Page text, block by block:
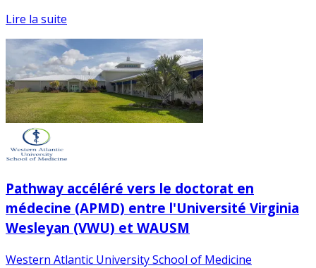
Lire la suite
Pathway accéléré vers le doctorat en
médecine (APMD) entre l'Université Virginia
Wesleyan (VWU) et WAUSM
Western Atlantic University School of Medicine